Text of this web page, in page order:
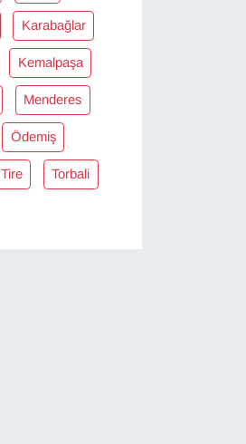
Karabağlar
Kemalpaşa
Menderes
Ödemiş
Tire Torbali